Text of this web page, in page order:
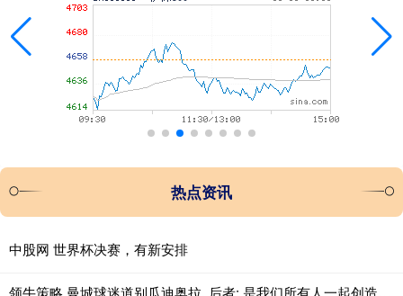
热点资讯
中股网 世界杯决赛，有新安排
领牛策略 曼城球迷道别瓜迪奥拉, 后者: 是我们所有人一起创造了情感